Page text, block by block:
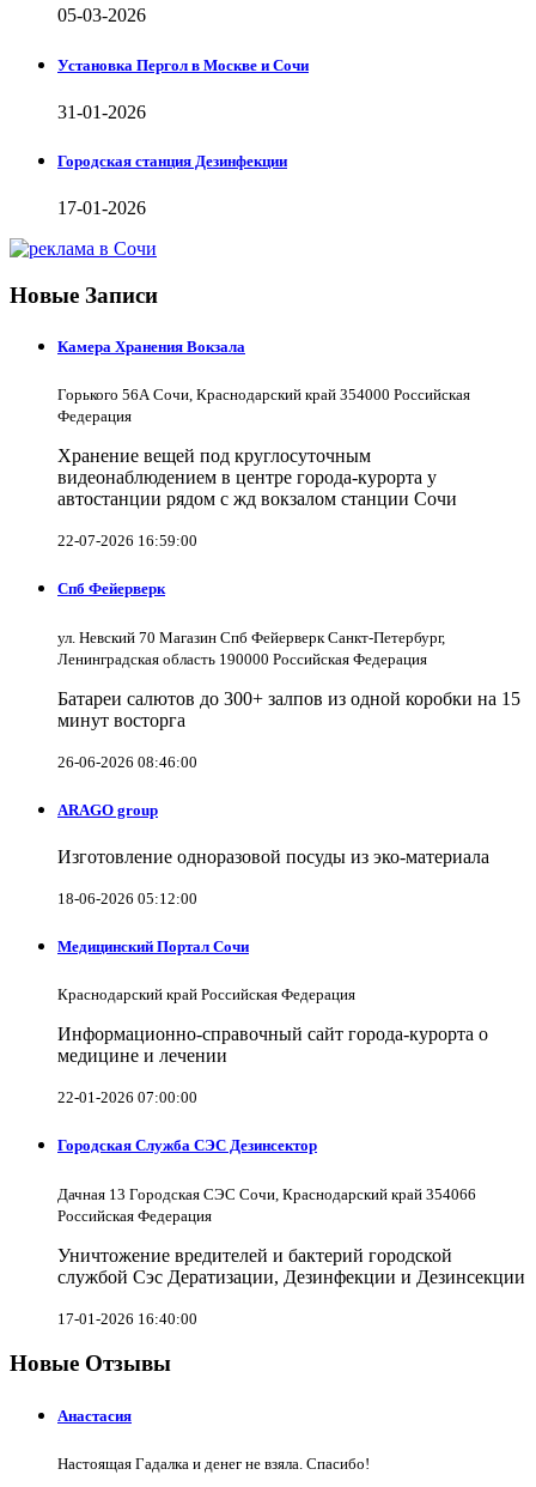
05-03-2026
Установка Пергол в Москве и Сочи
31-01-2026
Городская станция Дезинфекции
17-01-2026
Новые Записи
Камера Хранения Вокзала
Горького 56А Сочи, Краснодарский край 354000 Российская
Федерация
Хранение вещей под круглосуточным
видеонаблюдением в центре города-курорта у
автостанции рядом с жд вокзалом станции Сочи
22-07-2026 16:59:00
Спб Фейерверк
ул. Невский 70 Магазин Спб Фейерверк Санкт-Петербург,
Ленинградская область 190000 Российская Федерация
Батареи салютов до 300+ залпов из одной коробки на 15
минут восторга
26-06-2026 08:46:00
ARAGO group
Изготовление одноразовой посуды из эко-материала
18-06-2026 05:12:00
Медицинский Портал Сочи
Краснодарский край Российская Федерация
Информационно-справочный сайт города-курорта о
медицине и лечении
22-01-2026 07:00:00
Городская Служба СЭС Дезинсектор
Дачная 13 Городская СЭС Сочи, Краснодарский край 354066
Российская Федерация
Уничтожение вредителей и бактерий городской
службой Сэс Дератизации, Дезинфекции и Дезинсекции
17-01-2026 16:40:00
Новые Отзывы
Анастасия
Настоящая Гадалка и денег не взяла. Спасибо!